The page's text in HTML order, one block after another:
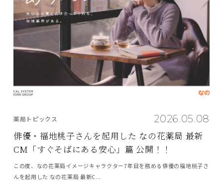
2026.05.08
薬局トピックス
俳優・福地桃子さんを起用した なの花薬局 最新
CM「すぐそばにある安心」篇 公開！！
この度、なの花薬局イメージキャラクター7年目を務める俳優の福地桃子さ
んを起用した なの花薬局 最新C...